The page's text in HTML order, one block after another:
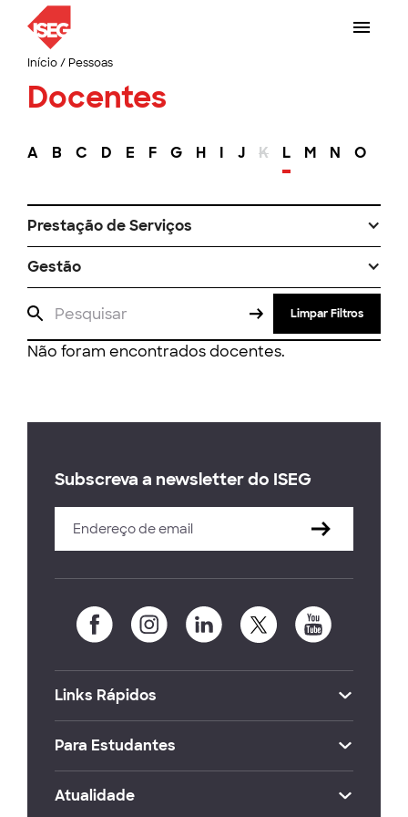
Início/ Pessoas
Docentes
A B C D E F G H I J K L M N O
Prestação de Serviços
Gestão
Limpar Filtros
Não foram encontrados docentes.
Subscreva a newsletter do ISEG
Links Rápidos
Para Estudantes
Atualidade